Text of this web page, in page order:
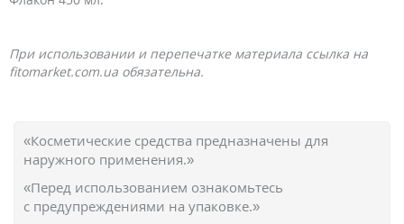
При использовании и перепечатке материала ссылка на
fitomarket.com.ua обязательна.
«Косметические средства предназначены для
наружного применения.»
«Перед использованием ознакомьтесь
с предупреждениями на упаковке.»